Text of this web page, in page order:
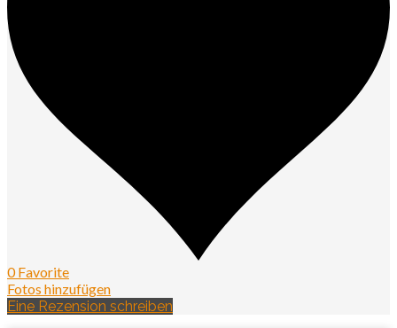
0 Favorite
Fotos hinzufügen
Eine Rezension schreiben